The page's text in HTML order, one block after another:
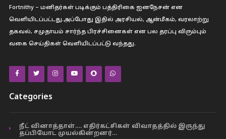
Fortnithy – மனிதர்கள் படிக்கும் பத்திரிகை ஐனநேசன் என
வெளியிடப்பட்டது.அப்போது இதில் அரசியல், ஆன்மீகம், வரலாற்று
தகவல், சமுதாயம் சார்ந்த பிரச்சினைகள் என பல தரப்பு விரும்பும்
வகை செய்திகள் வெளியிடப்பட்டு வந்தது.
Categories
நீட் வினாத்தாள்…. எதிர்கட்சிகள் விவாதத்தில் இருந்து
தப்பியோட முயல்கின்றனர்…